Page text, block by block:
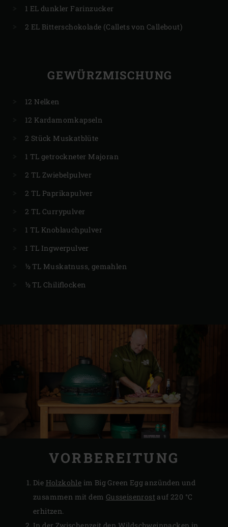
1 EL dunkler Farinzucker
2 EL Bitterschokolade (Callets von Callebout)
GEWÜRZMISCHUNG
12 Nelken
12 Kardamomkapseln
2 Stück Muskatblüte
1 TL getrockneter Majoran
2 TL Zwiebelpulver
2 TL Paprikapulver
2 TL Currypulver
1 TL Knoblauchpulver
1 TL Ingwerpulver
½ TL Muskatnuss, gemahlen
½ TL Chiliflocken
VORBEREITUNG
Die Holzkohle im Big Green Egg anzünden und
zusammen mit dem Gusseisenrost auf 220 °C
erhitzen.